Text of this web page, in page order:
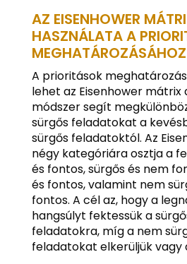
AZ EISENHOWER
HASZNÁLATA A
MEGHATÁROZÁSÁHOZ
A prioritások
lehet az Eisenhower mátrix
módszer segít
sürgős feladatokat a
sürgős feladatoktól. Az
négy kategóriára osztja a
és fontos, sürgős és nem
és fontos, valamint nem
fontos. A cél az, hogy a
hangsúlyt fektessük a
feladatokra, míg a nem
feladatokat elkerüljük vagy